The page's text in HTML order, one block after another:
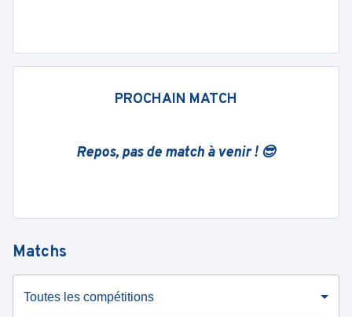
PROCHAIN MATCH
Repos, pas de match à venir ! 😎
Matchs
Toutes les compétitions